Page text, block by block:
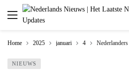
Home 2025 januari 4
NIEUWS